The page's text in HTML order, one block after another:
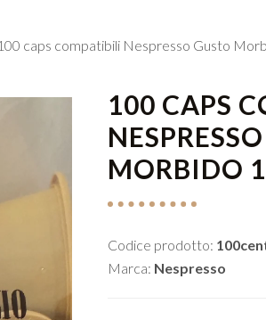
caps compatibili Nespresso Gusto
100 CAPS
MORBIDO
Codice prodotto:
Marca: Nespresso